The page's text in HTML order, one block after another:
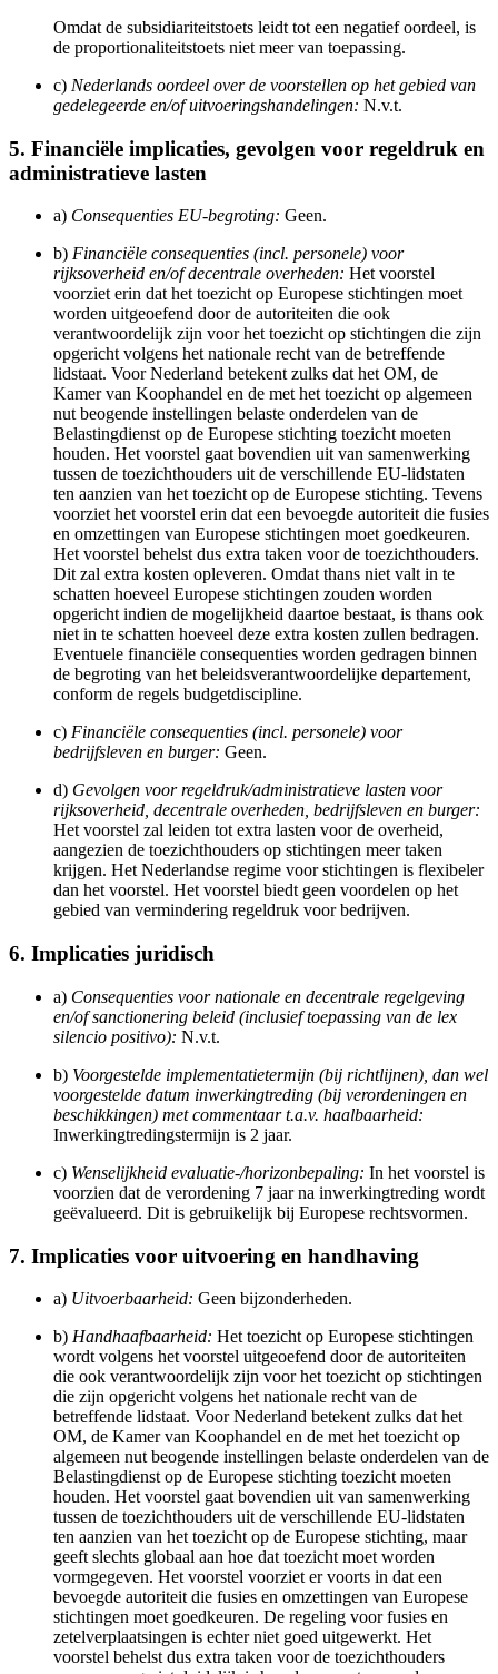
Omdat de subsidiariteitstoets leidt tot een negatief oordeel, is
de proportionaliteitstoets niet meer van toepassing.
c) Nederlands oordeel over de voorstellen op het gebied van
gedelegeerde en/of uitvoeringshandelingen: N.v.t.
5. Financiële implicaties, gevolgen voor regeldruk en
administratieve lasten
a) Consequenties EU-begroting: Geen.
b) Financiële consequenties (incl. personele) voor
rijksoverheid en/of decentrale overheden: Het voorstel
voorziet erin dat het toezicht op Europese stichtingen moet
worden uitgeoefend door de autoriteiten die ook
verantwoordelijk zijn voor het toezicht op stichtingen die zijn
opgericht volgens het nationale recht van de betreffende
lidstaat. Voor Nederland betekent zulks dat het OM, de
Kamer van Koophandel en de met het toezicht op algemeen
nut beogende instellingen belaste onderdelen van de
Belastingdienst op de Europese stichting toezicht moeten
houden. Het voorstel gaat bovendien uit van samenwerking
tussen de toezichthouders uit de verschillende EU-lidstaten
ten aanzien van het toezicht op de Europese stichting. Tevens
voorziet het voorstel erin dat een bevoegde autoriteit die fusies
en omzettingen van Europese stichtingen moet goedkeuren.
Het voorstel behelst dus extra taken voor de toezichthouders.
Dit zal extra kosten opleveren. Omdat thans niet valt in te
schatten hoeveel Europese stichtingen zouden worden
opgericht indien de mogelijkheid daartoe bestaat, is thans ook
niet in te schatten hoeveel deze extra kosten zullen bedragen.
Eventuele financiële consequenties worden gedragen binnen
de begroting van het beleidsverantwoordelijke departement,
conform de regels budgetdiscipline.
c) Financiële consequenties (incl. personele) voor
bedrijfsleven en burger: Geen.
d) Gevolgen voor regeldruk/administratieve lasten voor
rijksoverheid, decentrale overheden, bedrijfsleven en burger:
Het voorstel zal leiden tot extra lasten voor de overheid,
aangezien de toezichthouders op stichtingen meer taken
krijgen. Het Nederlandse regime voor stichtingen is flexibeler
dan het voorstel. Het voorstel biedt geen voordelen op het
gebied van vermindering regeldruk voor bedrijven.
6. Implicaties juridisch
a) Consequenties voor nationale en decentrale regelgeving
en/of sanctionering beleid (inclusief toepassing van de lex
silencio positivo): N.v.t.
b) Voorgestelde implementatietermijn (bij richtlijnen), dan wel
voorgestelde datum inwerkingtreding (bij verordeningen en
beschikkingen) met commentaar t.a.v. haalbaarheid:
Inwerkingtredingstermijn is 2 jaar.
c) Wenselijkheid evaluatie-/horizonbepaling: In het voorstel is
voorzien dat de verordening 7 jaar na inwerkingtreding wordt
geëvalueerd. Dit is gebruikelijk bij Europese rechtsvormen.
7. Implicaties voor uitvoering en handhaving
a) Uitvoerbaarheid: Geen bijzonderheden.
b) Handhaafbaarheid: Het toezicht op Europese stichtingen
wordt volgens het voorstel uitgeoefend door de autoriteiten
die ook verantwoordelijk zijn voor het toezicht op stichtingen
die zijn opgericht volgens het nationale recht van de
betreffende lidstaat. Voor Nederland betekent zulks dat het
OM, de Kamer van Koophandel en de met het toezicht op
algemeen nut beogende instellingen belaste onderdelen van de
Belastingdienst op de Europese stichting toezicht moeten
houden. Het voorstel gaat bovendien uit van samenwerking
tussen de toezichthouders uit de verschillende EU-lidstaten
ten aanzien van het toezicht op de Europese stichting, maar
geeft slechts globaal aan hoe dat toezicht moet worden
vormgegeven. Het voorstel voorziet er voorts in dat een
bevoegde autoriteit die fusies en omzettingen van Europese
stichtingen moet goedkeuren. De regeling voor fusies en
zetelverplaatsingen is echter niet goed uitgewerkt. Het
voorstel behelst dus extra taken voor de toezichthouders